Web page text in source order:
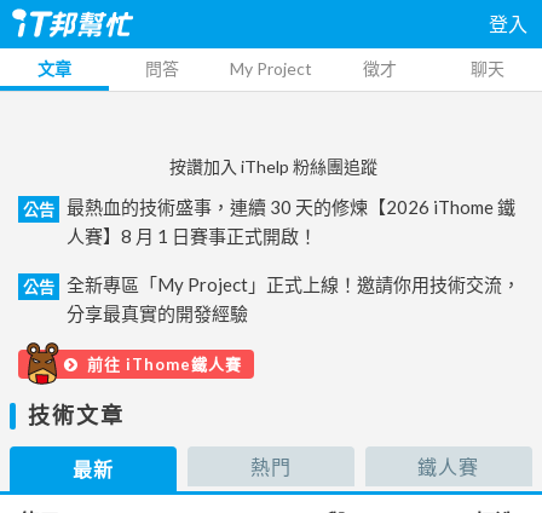
登入
文章 問答 My Project 徵才 聊天
按讚加入 iThelp 粉絲團追蹤
公告
最熱血的技術盛事，連續 30 天的修煉【2026 iThome 鐵
人賽】8 月 1 日賽事正式開啟！
公告
全新專區「My Project」正式上線！邀請你用技術交流，
分享最真實的開發經驗
前往 iThome鐵人賽
技術文章
最新 熱門 鐵人賽